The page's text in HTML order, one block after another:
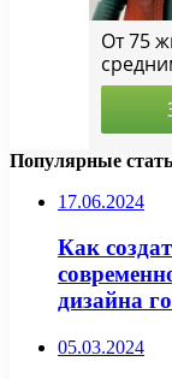
Популярные
17.06.2024
Как
дизайна
05.03.2024